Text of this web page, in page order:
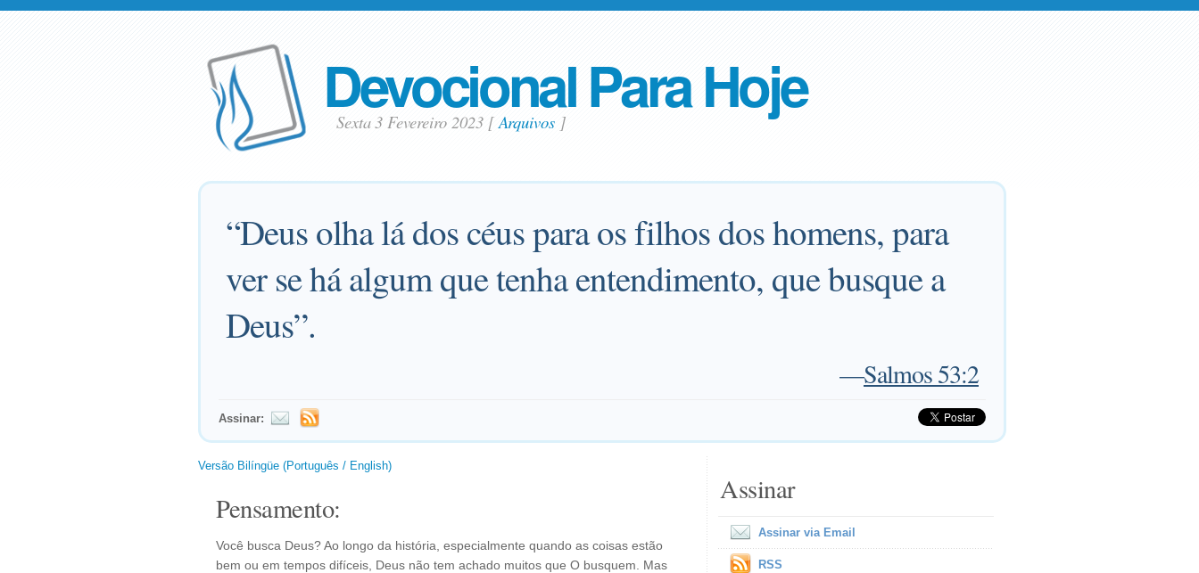
Devocional Para Hoje
Sexta 3 Fevereiro 2023 [Arquivos]
“Deus olha lá dos céus para os filhos dos homens, para
ver se há algum que tenha entendimento, que busque a
Deus”.
—Salmos 53:2
Assinar:
Versão Bilíngüe (Português / English)
Pensamento:
Você busca Deus? Ao longo da história, especialmente quando as coisas estão
bem ou em tempos difíceis, Deus não tem achado muitos que O busquem. Mas
Assinar
Assinar via Email
RSS